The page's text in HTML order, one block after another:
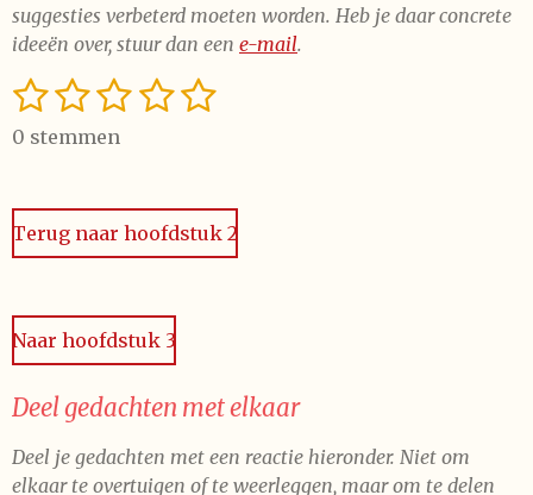
suggesties verbeterd moeten worden. Heb je daar concrete
ideeën over, stuur dan een e-mail.
R
a
t
n
g
:
s
t
r
e
n
1
s
e
r
2
s
e
r
e
n
3
s
e
r
e
n
4
e
r
e
n
5
e
r
S
e
n
0 stemmen
Terug naar hoofdstuk 2
Naar hoofdstuk 3
Deel gedachten met elkaar
Deel je gedachten met een reactie hieronder. Niet om
elkaar te overtuigen of te weerleggen, maar om te delen